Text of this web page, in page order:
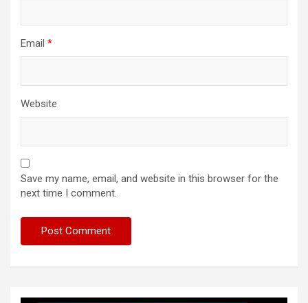
Email *
Website
Save my name, email, and website in this browser for the
next time I comment.